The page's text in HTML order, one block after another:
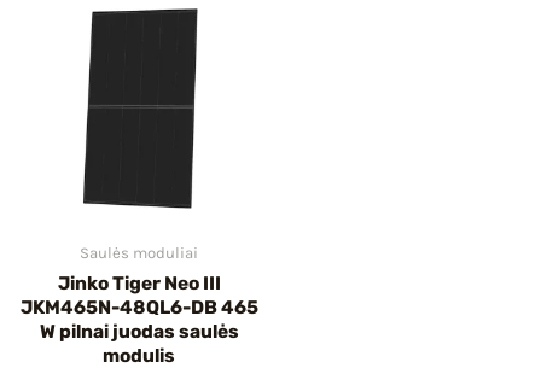
Saulės moduliai
Jinko Tiger Neo III
JKM465N-48QL6-DB 465
W pilnai juodas saulės
modulis